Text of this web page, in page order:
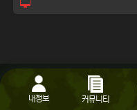
내정보 커뮤니티